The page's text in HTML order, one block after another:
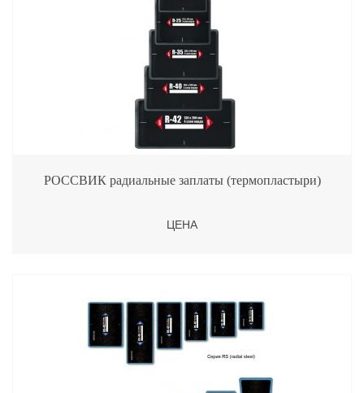
РОССВИК радиальные заплаты (термопластыри)
ЦЕНА